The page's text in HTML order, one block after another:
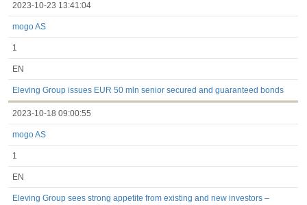
2023-10-23 13:41:04
mogo AS
1
EN
Eleving Group issues EUR 50 mln senior secured and guaranteed bonds
2023-10-18 09:00:55
mogo AS
1
EN
Eleving Group sees strong appetite from existing and new investors –